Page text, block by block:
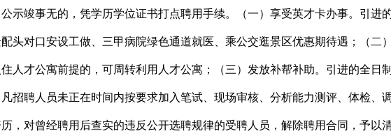
示竣事无的，凭学历学位证书打点聘用手续。（一）享受英才卡办事。引进
头对口安设工做、三甲病院绿色通道就医、乘公交逛景区优惠期待遇；（
人才公寓前提的，可周转利用人才公寓；（三）发放补帮补助。引进的全
招聘人员未正在时间内按要求加入笔试、现场审核、分析能力测评、体检
，对曾经聘用后查实的违反公开选聘规律的受聘人员，解除聘用合同，予